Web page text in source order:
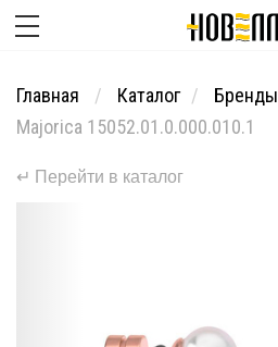
Главная Каталог Бренды
Majorica 15052.01.0.000.010.1
↵ Перейти в каталог